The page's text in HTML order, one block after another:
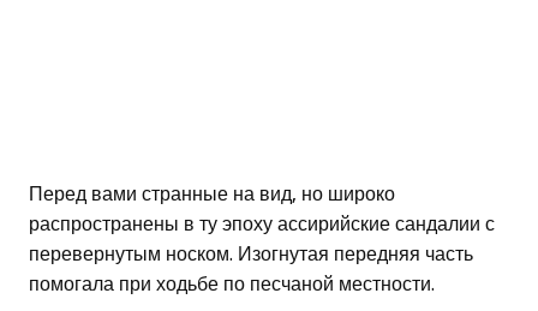
Перед вами странные на вид, но широко
распространены в ту эпоху ассирийские сандалии с
перевернутым носком. Изогнутая передняя часть
помогала при ходьбе по песчаной местности.